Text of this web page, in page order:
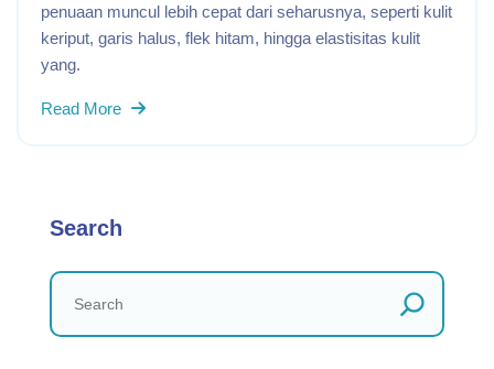
penuaan muncul lebih cepat dari seharusnya, seperti kulit
keriput, garis halus, flek hitam, hingga elastisitas kulit
yang.
Read More
Search